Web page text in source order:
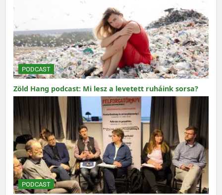
PODCAST
Zöld Hang podcast: Mi lesz a levetett ruháink sorsa?
PODCAST